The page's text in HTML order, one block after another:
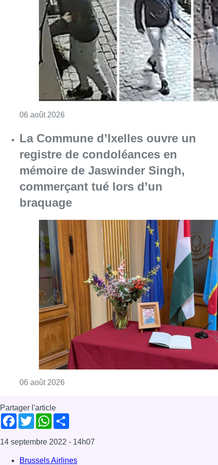
06 août 2026
La Commune d’Ixelles ouvre un
registre de condoléances en
mémoire de Jaswinder Singh,
commerçant tué lors d’un
braquage
06 août 2026
Partager l'article
Facebook
TwitterWhatsApp
14 septembre 2022 - 14h07
Brussels Airlines